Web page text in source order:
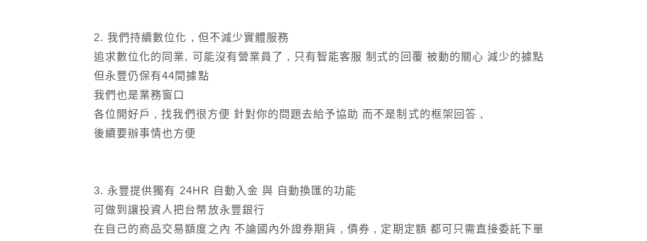
2. 我們持續數位化 , 但不減少實體服務
追求數位化的同業, 可能沒有營業員了 , 只有智能客服 制式的回覆 被動的關心 減少的據點
但永豐仍保有44間據點
我們也是業務窗口
各位開好戶 , 找我們很方便 針對你的問題去給予協助 而不是制式的框架回答 ,
後續要辦事情也方便
3. 永豐提供獨有 24HR 自動入金 與 自動換匯的功能
可做到讓投資人把台幣放永豐銀行
在自己的商品交易額度之內 不論國內外證券期貨 , 債券 , 定期定額 都可只需直接委託下單